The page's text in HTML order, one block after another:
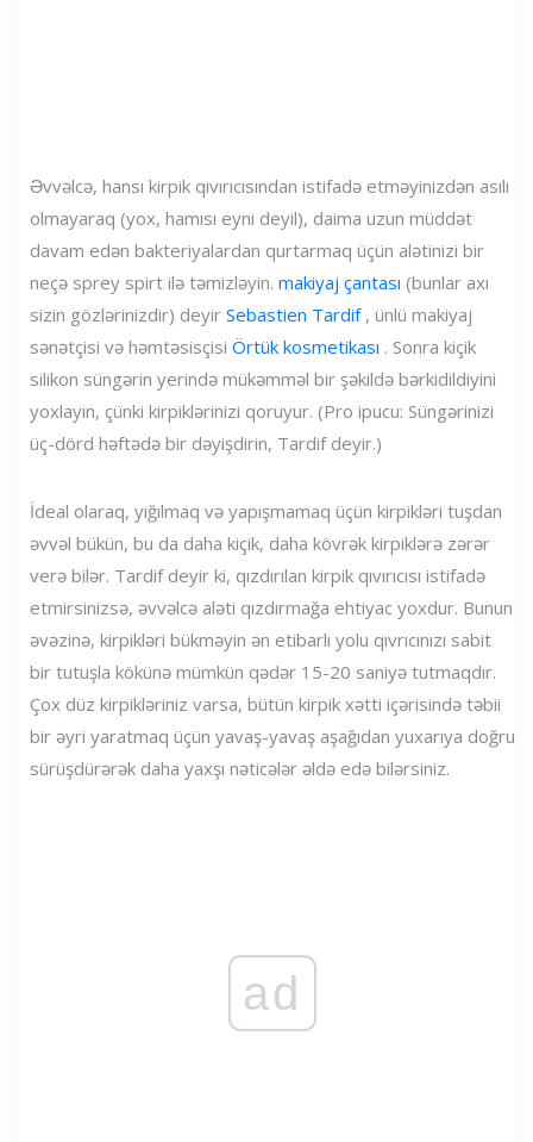
Əvvəlcə, hansı kirpik qıvırıcısından istifadə etməyinizdən asılı
olmayaraq (yox, hamısı eyni deyil), daima uzun müddət
davam edən bakteriyalardan qurtarmaq üçün alətinizi bir
neçə sprey spirt ilə təmizləyin. makiyaj çantası (bunlar axı
sizin gözlərinizdir) deyir Sebastien Tardif, ünlü makiyaj
sənətçisi və həmtəsisçisi Örtük kosmetikası . Sonra kiçik
silikon süngərin yerində mükəmməl bir şəkildə bərkidildiyini
yoxlayın, çünki kirpiklərinizi qoruyur. (Pro ipucu: Süngərinizi
üç-dörd həftədə bir dəyişdirin, Tardif deyir.)
İdeal olaraq, yığılmaq və yapışmamaq üçün kirpikləri tuşdan
əvvəl bükün, bu da daha kiçik, daha kövrək kirpiklərə zərər
verə bilər. Tardif deyir ki, qızdırılan kirpik qıvırıcısı istifadə
etmirsinizsə, əvvəlcə aləti qızdırmağa ehtiyac yoxdur. Bunun
əvəzinə, kirpikləri bükməyin ən etibarlı yolu qıvrıcınızı sabit
bir tutuşla kökünə mümkün qədər 15-20 saniyə tutmaqdır.
Çox düz kirpikləriniz varsa, bütün kirpik xətti içərisində təbii
bir əyri yaratmaq üçün yavaş-yavaş aşağıdan yuxarıya doğru
sürüşdürərək daha yaxşı nəticələr əldə edə bilərsiniz.
ad